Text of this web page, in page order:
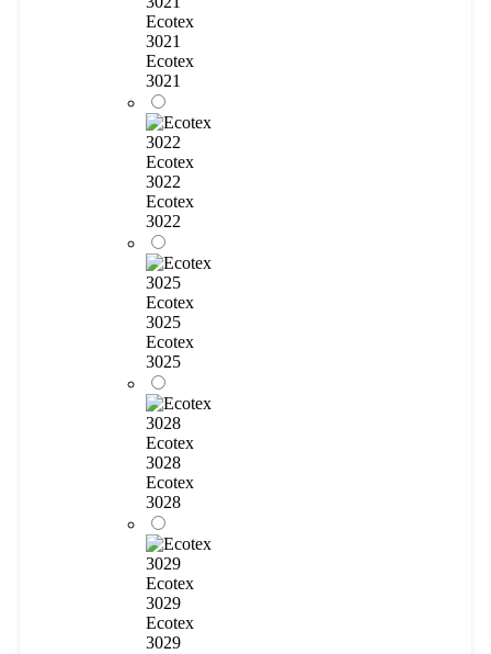
Ecotex
3021
Ecotex
3021
Ecotex
3022
Ecotex
3022
Ecotex
3025
Ecotex
3025
Ecotex
3028
Ecotex
3028
Ecotex
3029
Ecotex
3029